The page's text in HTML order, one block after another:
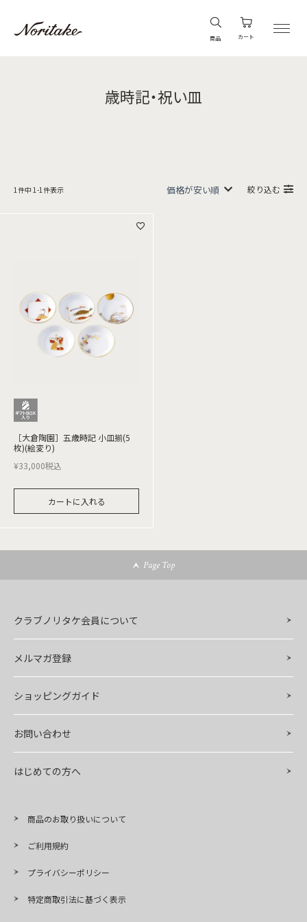
商品 カート
歳時記・祝い皿
1 件中 1 -1 件表示 絞り込む
［大倉陶園］五歳時記 小皿揃(5
枚)(絵変り)
¥33,000税込
カートに入れる
Page Top
クラブノリタケ会員について
メルマガ登録
ショッピングガイド
お問い合わせ
はじめての方へ
商品のお取り扱いについて
ご利用規約
プライバシーポリシー
特定商取引法に基づく表示